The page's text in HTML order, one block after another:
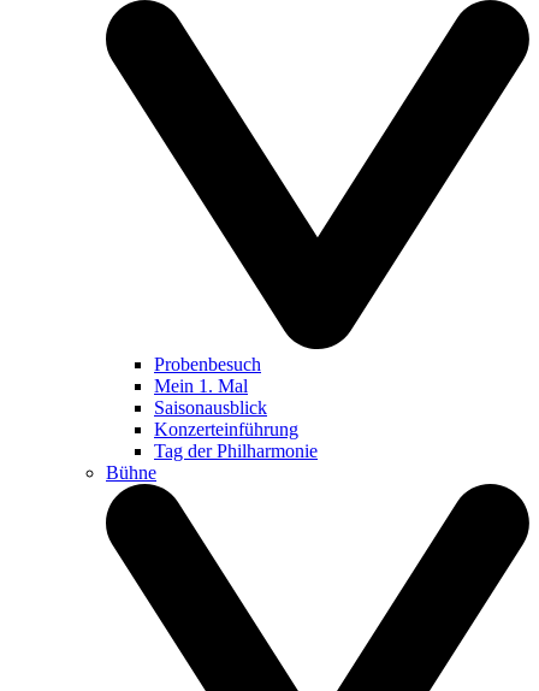
Probenbesuch
Mein 1. Mal
Saisonausblick
Konzerteinführung
Tag der Philharmonie
Bühne